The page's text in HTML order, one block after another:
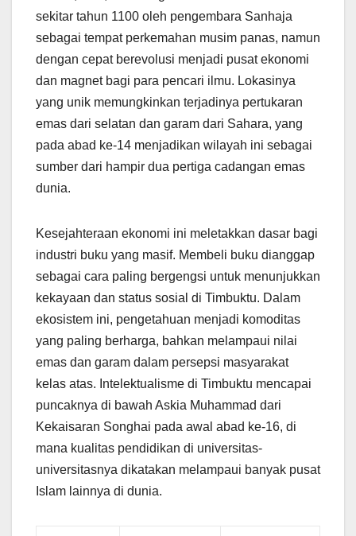
sekitar tahun 1100 oleh pengembara Sanhaja
sebagai tempat perkemahan musim panas, namun
dengan cepat berevolusi menjadi pusat ekonomi
dan magnet bagi para pencari ilmu. Lokasinya
yang unik memungkinkan terjadinya pertukaran
emas dari selatan dan garam dari Sahara, yang
pada abad ke-14 menjadikan wilayah ini sebagai
sumber dari hampir dua pertiga cadangan emas
dunia.
Kesejahteraan ekonomi ini meletakkan dasar bagi
industri buku yang masif. Membeli buku dianggap
sebagai cara paling bergengsi untuk menunjukkan
kekayaan dan status sosial di Timbuktu. Dalam
ekosistem ini, pengetahuan menjadi komoditas
yang paling berharga, bahkan melampaui nilai
emas dan garam dalam persepsi masyarakat
kelas atas. Intelektualisme di Timbuktu mencapai
puncaknya di bawah Askia Muhammad dari
Kekaisaran Songhai pada awal abad ke-16, di
mana kualitas pendidikan di universitas-
universitasnya dikatakan melampaui banyak pusat
Islam lainnya di dunia.